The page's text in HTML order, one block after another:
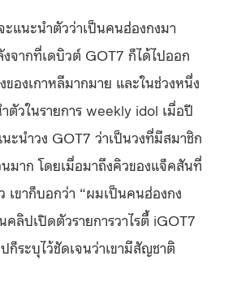
ะแนะนำตัวว่าเป็นคนฮ่องกงมา
จากที่เดบิวต์ GOT7 ก็ได้ไปออก
ของเกาหลีมากมาย และในช่วงหนึ่ง
ตัวในรายการ weekly idol เมื่อปี
ะนำวง GOT7 ว่าเป็นวงที่มีสมาชิก
มาก โดยเมื่อมาถึงคิวของแจ็คสันที่
เขาก็บอกว่า “ผมเป็นคนฮ่องกง
คลิปเปิดตัวรายการวาไรตี้ iGOT7
ก็ระบุไว้ชัดเจนว่าเขามีสัญชาติ